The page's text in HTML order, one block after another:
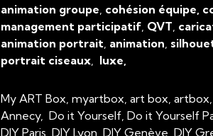
animation groupe, cohésion équipe,
management participatif, QVT,
animation portrait, animation,
portrait ciseaux, luxe,
My ART Box, myartbox, art box,
Annecy, Do it Yourself, Do it Yourself
DIY Paris, DIY Lyon, DIY Genève, DIY